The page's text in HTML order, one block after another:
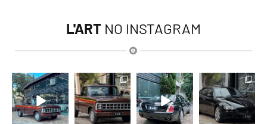
L'ART NO INSTAGRAM
lart.br
Ago 7
lart.br
Ago 7
lart.br
Ago 6
lart.br
Ago 6